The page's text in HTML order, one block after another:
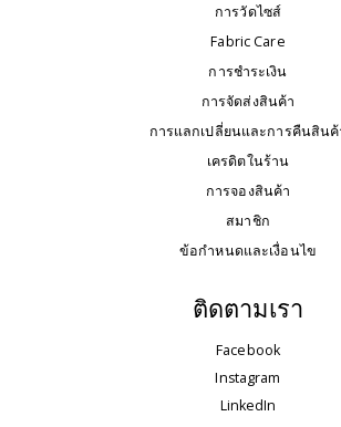
การวัดไซส์
Fabric Care
การชำระเงิน
การจัดส่งสินค้า
การแลกเปลี่ยนและการคืนสินค้
เครดิตในร้าน
การจองสินค้า
สมาชิก
ข้อกำหนดและเงื่อนไข
ติดตามเรา
Facebook
Instagram
LinkedIn